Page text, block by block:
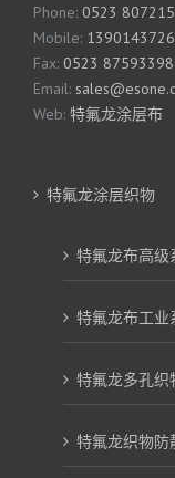
Phone: 0523
Mobile:
Fax: 0523 87593398
Email:
Web: 特氟龙涂层布
特氟龙涂层织物
特氟龙布高级
特氟龙布工业
特氟龙多孔织
特氟龙织物防